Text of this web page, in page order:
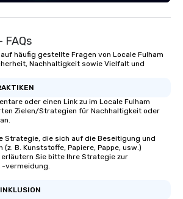
FAQs
häufig gestellte Fragen von Locale Fulham
Nachhaltigkeit sowie Vielfalt und
oder einen Link zu im Locale Fulham
Zielen/Strategien für Nachhaltigkeit oder
Strategie, die sich auf die Beseitigung und
B. Kunststoffe, Papiere, Pappe, usw.)
Sie bitte Ihre Strategie zur
-vermeidung.